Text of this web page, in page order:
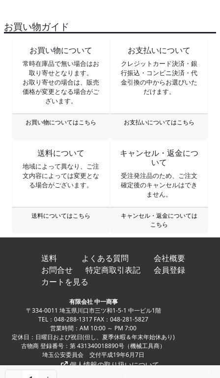
お買い物ガイド
お買い物について
常時在庫品で無い場合はお
取り寄せとなります。
お取り寄せの場合は、販売
価格が変更となる場合がご
ざいます。
お買い物についてはこちら
お支払いについて
クレジットカード決済・銀
行振込・コンビニ決済・代
金引換の中からお選びいた
だけます。
お支払いについてはこちら
送料について
地域によって異なり、ご注
文内容によっては変更とな
る場合がございます。
送料についてはこちら
キャンセル・返金につ
いて
受注発注品のため、ご注文
確定後のキャンセルはでき
ません。
キャンセル・返金については
こちら
送料 よくある質問
会社概要
お問合せ
特定商取引表記
会員登録
カートを見る
有限会社 中一商事
〒334-0011 埼玉県川口市三ツ和1-5-1 中一ビル1階
TEL：048-288-1317 FAX：048-281-5827
営業時間：AM 10:00 ～ PM 7:00
定休日：日曜日および祝日(但し、夏季休暇＆年末年始休あり)
古物商 登録番号：第 431340018890号（機械工具商）
埼玉公安委員会 交付平成19年6月7日
個人情報の取り扱いについて
中古パチンコ、中古スロット、家スロ、家パチの実機販売専門店